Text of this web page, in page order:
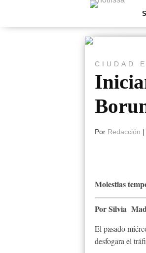
CIUDAD
Por Redacción |
Molestias
Por Silvia
El pasado
desfogara el